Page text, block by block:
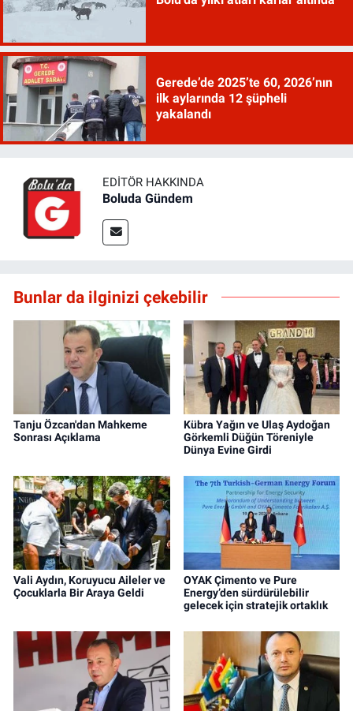
Gerede’de 2025’te 60, 2026’nın
ilk aylarında 12 şüpheli
yakalandı
EDITÖR HAKKINDA
Boluda Gündem
Bunlar da ilginizi çekebilir
Tanju Özcan'dan Mahkeme
Sonrası Açıklama
Kübra Yağın ve Ulaş Aydoğan
Görkemli Düğün Töreniyle
Dünya Evine Girdi
Vali Aydın, Koruyucu Aileler ve
Çocuklarla Bir Araya Geldi
OYAK Çimento ve Pure
Energy’den sürdürülebilir
gelecek için stratejik ortaklık